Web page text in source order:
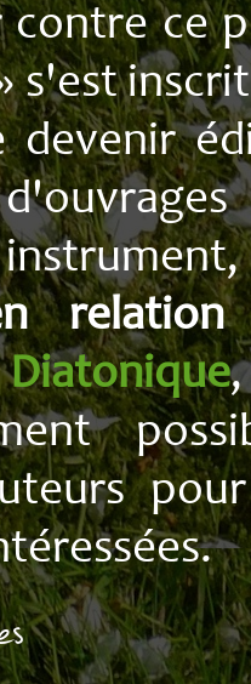
ce
s'est
devenir